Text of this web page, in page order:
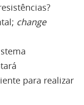
change
para realizar